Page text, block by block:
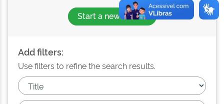
Start a new search
Add filters:
Use filters to refine the search results.